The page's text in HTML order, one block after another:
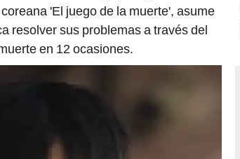
'El juego de la muerte', asume
resolver sus problemas a través del
en 12 ocasiones.